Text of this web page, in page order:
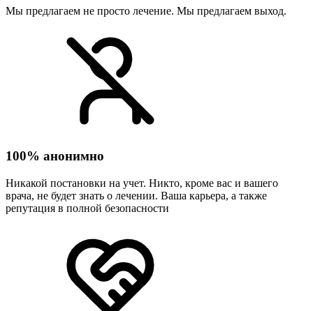
Мы предлагаем не просто лечение. Мы предлагаем выход.
100% анонимно
Никакой постановки на учет. Никто, кроме вас и вашего
врача, не будет знать о лечении. Ваша карьера, а также
репутация в полной безопасности